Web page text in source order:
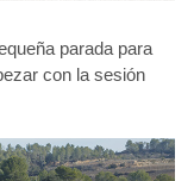
parada para
con la sesión